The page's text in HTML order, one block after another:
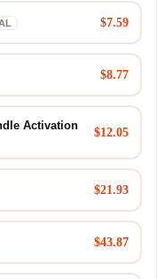
$7.59
$8.77
Activation
$12.05
$21.93
$43.87